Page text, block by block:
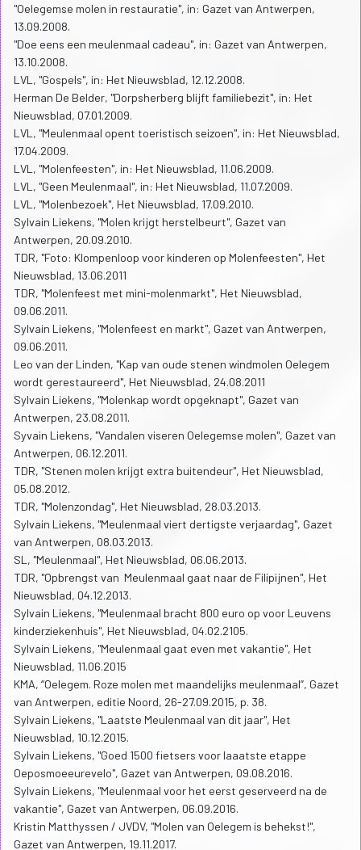
"Oelegemse molen in restauratie", in: Gazet van Antwerpen,
13.09.2008.
"Doe eens een meulenmaal cadeau", in: Gazet van Antwerpen,
13.10.2008.
LVL, "Gospels", in: Het Nieuwsblad, 12.12.2008.
Herman De Belder, "Dorpsherberg blijft familiebezit", in: Het
Nieuwsblad, 07.01.2009.
LVL, "Meulenmaal opent toeristisch seizoen", in: Het Nieuwsblad,
17.04.2009.
LVL, "Molenfeesten", in: Het Nieuwsblad, 11.06.2009.
LVL, "Geen Meulenmaal", in: Het Nieuwsblad, 11.07.2009.
LVL, "Molenbezoek", Het Nieuwsblad, 17.09.2010.
Sylvain Liekens, "Molen krijgt herstelbeurt", Gazet van
Antwerpen, 20.09.2010.
TDR, "Foto: Klompenloop voor kinderen op Molenfeesten", Het
Nieuwsblad, 13.06.2011
TDR, "Molenfeest met mini-molenmarkt", Het Nieuwsblad,
09.06.2011.
Sylvain Liekens, "Molenfeest en markt", Gazet van Antwerpen,
09.06.2011.
Leo van der Linden, "Kap van oude stenen windmolen Oelegem
wordt gerestaureerd", Het Nieuwsblad, 24.08.2011
Sylvain Liekens, "Molenkap wordt opgeknapt", Gazet van
Antwerpen, 23.08.2011.
Syvain Liekens, "Vandalen viseren Oelegemse molen", Gazet van
Antwerpen, 06.12.2011.
TDR, "Stenen molen krijgt extra buitendeur", Het Nieuwsblad,
05.08.2012.
TDR, "Molenzondag", Het Nieuwsblad, 28.03.2013.
Sylvain Liekens, "Meulenmaal viert dertigste verjaardag", Gazet
van Antwerpen, 08.03.2013.
SL, "Meulenmaal", Het Nieuwsblad, 06.06.2013.
TDR, "Opbrengst van Meulenmaal gaat naar de Filipijnen", Het
Nieuwsblad, 04.12.2013.
Sylvain Liekens, "Meulenmaal bracht 800 euro op voor Leuvens
kinderziekenhuis", Het Nieuwsblad, 04.02.2105.
Sylvain Liekens, "Meulenmaal gaat even met vakantie", Het
Nieuwsblad, 11.06.2015
KMA, “Oelegem. Roze molen met maandelijks meulenmaal”, Gazet
van Antwerpen, editie Noord, 26-27.09.2015, p. 38.
Sylvain Liekens, "Laatste Meulenmaal van dit jaar", Het
Nieuwsblad, 10.12.2015.
Sylvain Liekens, "Goed 1500 fietsers voor laaatste etappe
Oeposmoeeurevelo", Gazet van Antwerpen, 09.08.2016.
Sylvain Liekens, "Meulenmaal voor het eerst geserveerd na de
vakantie", Gazet van Antwerpen, 06.09.2016.
Kristin Matthyssen / JVDV, "Molen van Oelegem is behekst!",
Gazet van Antwerpen, 19.11.2017.